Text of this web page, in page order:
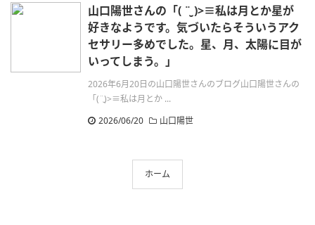
山口陽世さんの「( ¨̮ )>≡私は月とか星が
好きなようです。気づいたらそういうアク
セサリー多めでした。星、月、太陽に目が
いってしまう。」
2026年6月20日の山口陽世さんのブログ山口陽世さんの
「(¨̮)>≡私は月とか ...
2026/06/20
山口陽世
ホーム